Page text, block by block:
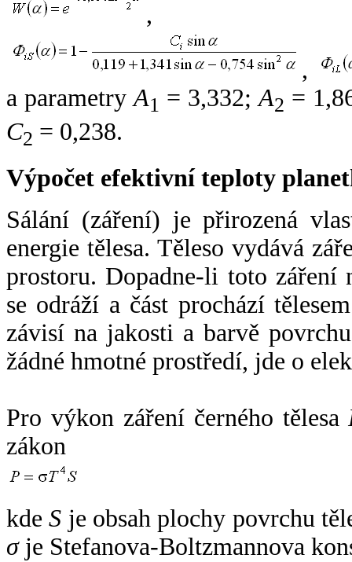
,
,
a parametryA1 = 3,332;A2 =
C2 = 0,238.
Výpočet efektivní teploty
Sálání (záření) je přirozená
energie tělesa. Těleso vydává
prostoru. Dopadne-li toto záření
se odráží a část prochází
závisí na jakosti a barvě
žádné hmotné prostředí, jde o
Pro výkon záření černého tělesa
zákon
kdeS je obsah plochy povrchu
σje Stefanova-Boltzmannova